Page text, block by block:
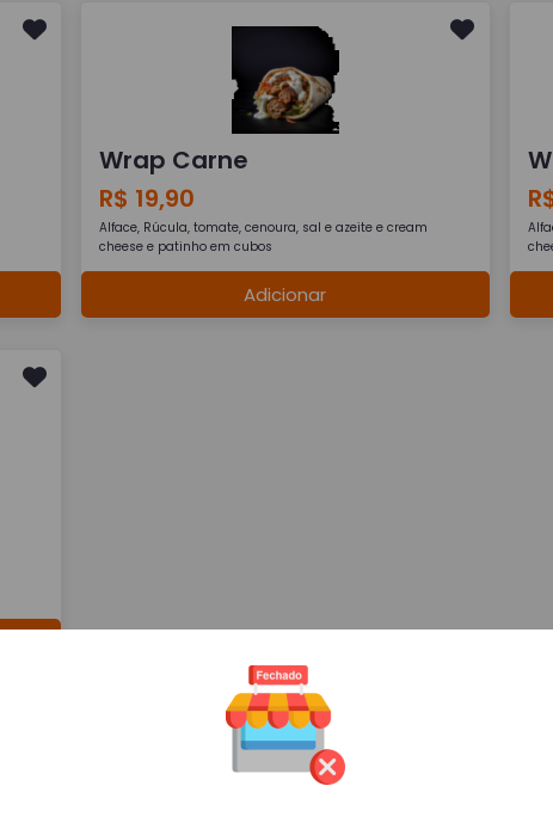
Wrap Carne
R$ 19,90
Alface, Rúcula, tomate, cenoura, sal e azeite e cream
cheese e patinho em cubos
Adicionar